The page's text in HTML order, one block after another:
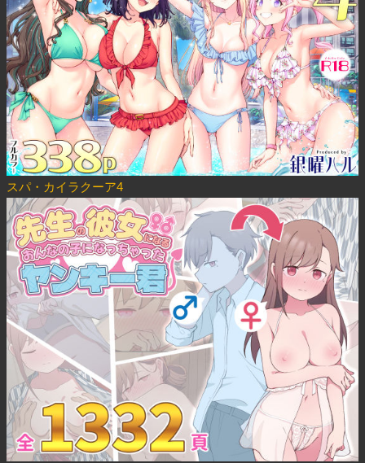
スパ・カイラクーア4